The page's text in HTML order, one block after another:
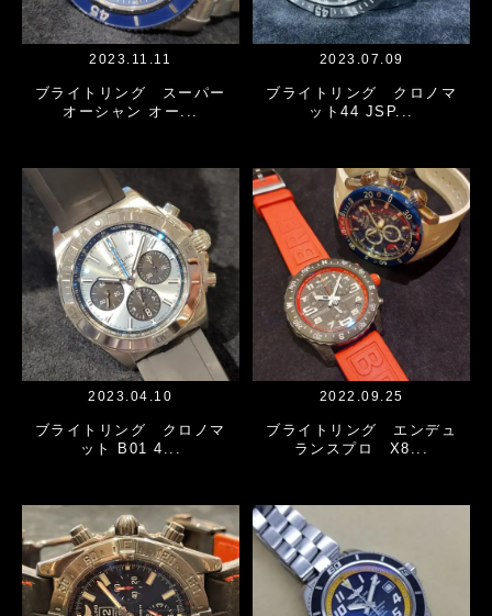
2023.11.11
ブライトリング スーパー
オーシャン オー...
2023.07.09
ブライトリング クロノマ
ット44 JSP...
2023.04.10
ブライトリング クロノマ
ット B01 4...
2022.09.25
ブライトリング エンデュ
ランスプロ X8...